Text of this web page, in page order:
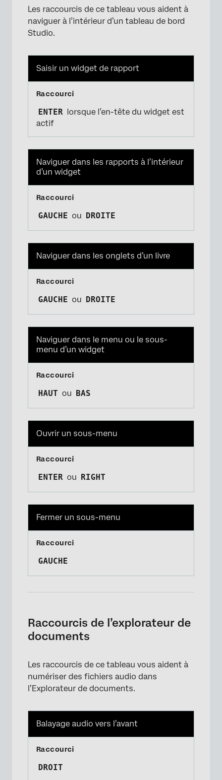
Les raccourcis de ce tableau vous aident à
naviguer à l’intérieur d’un tableau de bord
Studio.
Saisir un widget de rapport
ENTER
lorsque l’en-tête du widget est
actif
Naviguer dans les rapports à l’intérieur
d’un widget
GAUCHE ou DROITE
Naviguer dans les onglets d’un livre
GAUCHE ou DROITE
Naviguer dans le menu ou le sous-
menu d’un widget
HAUT ou BAS
Ouvrir un sous-menu
ENTER ou RIGHT
Fermer un sous-menu
GAUCHE
Raccourcis de l’explorateur de
documents
Les raccourcis de ce tableau vous aident à
numériser des fichiers audio dans
l’Explorateur de documents.
Balayage audio vers l’avant
DROIT